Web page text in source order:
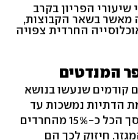
הפריון בקרב
מאשר בשאר הקבוצות,
החרדית צפויה
המנדטים
קודמים שנעשו בנושא
הדתיות נמשכות עד
כיתה י"ב ואף מעבר לכך, ובסך הכל כ-15% מהחרדים
חיזוק לכך הם